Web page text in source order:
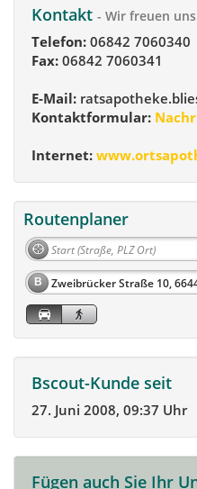
Kontakt - Wir freuen
Telefon: 06842 7060340
Fax: 06842 7060341
E-Mail:
Kontaktformular:
Internet:
Routenplaner
B
Bscout-Kunde seit
27. Juni 2008, 09:37 Uhr
Fügen auch Sie Ihr